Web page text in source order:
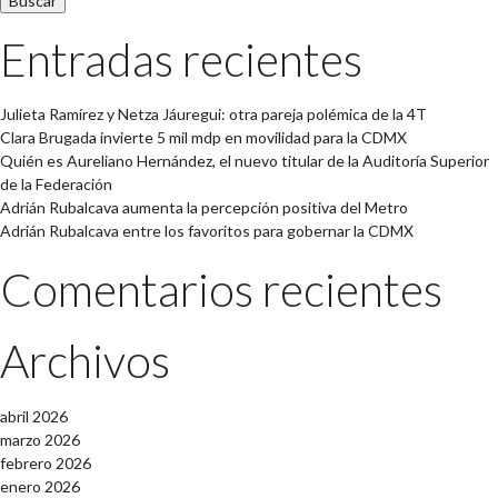
Entradas recientes
Julieta Ramírez y Netza Jáuregui: otra pareja polémica de la 4T
Clara Brugada invierte 5 mil mdp en movilidad para la CDMX
Quién es Aureliano Hernández, el nuevo titular de la Auditoría Superior
de la Federación
Adrián Rubalcava aumenta la percepción positiva del Metro
Adrián Rubalcava entre los favoritos para gobernar la CDMX
Comentarios recientes
Archivos
abril 2026
marzo 2026
febrero 2026
enero 2026